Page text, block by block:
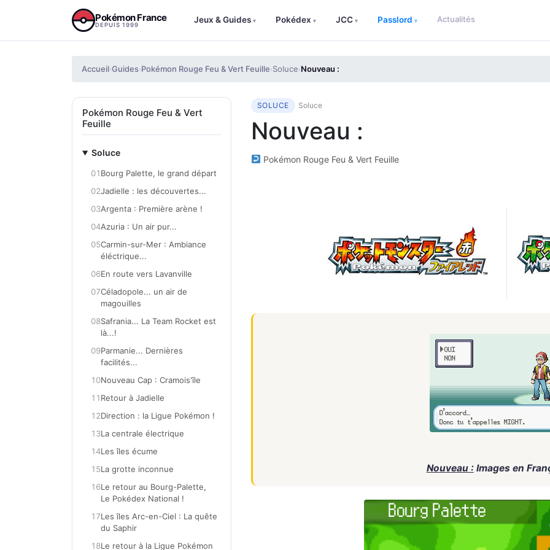
Pokémon France
DEPUIS 1999
Jeux & Guides ▾ Pokédex ▾ JCC ▾ Passlord ▾ Actualités
Accueil›Guides›Pokémon Rouge Feu & Vert Feuille›Soluce›Nouveau :
Pokémon Rouge Feu & Vert
Feuille
Soluce
01Bourg Palette, le grand départ
02Jadielle : les découvertes...
03Argenta : Première arène !
04Azuria : Un air pur...
05Carmin-sur-Mer : Ambiance
éléctrique...
06En route vers Lavanville
07Céladopole... un air de
magouilles
08Safrania... La Team Rocket est
là...!
09Parmanie... Dernières
facilités...
10Nouveau Cap : Cramois'île
11Retour à Jadielle
12Direction : la Ligue Pokémon !
13La centrale électrique
14Les îles écume
15La grotte inconnue
16Le retour au Bourg-Palette,
Le Pokédex National !
17Les îles Arc-en-Ciel : La quête
du Saphir
18Le retour à la Ligue Pokémon
SOLUCE Soluce
Nouveau :
Pokémon Rouge Feu & Vert Feuille
Nouveau :Images en